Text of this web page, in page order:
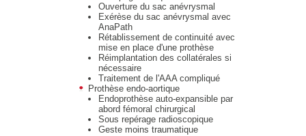
Ouverture du sac anévrysmal
Exérèse du sac anévrysmal avec
AnaPath
Rétablissement de continuité avec
mise en place d'une prothèse
Réimplantation des collatérales si
nécessaire
Traitement de l'AAA compliqué
Prothèse endo-aortique
Endoprothèse auto-expansible par
abord fémoral chirurgical
Sous repérage radioscopique
Geste moins traumatique